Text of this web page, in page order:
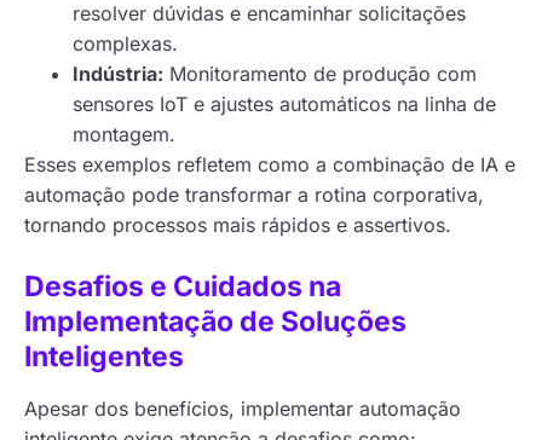
resolver dúvidas e encaminhar solicitações
complexas.
Indústria: Monitoramento de produção com
sensores IoT e ajustes automáticos na linha de
montagem.
Esses exemplos refletem como a combinação de IA e
automação pode transformar a rotina corporativa,
tornando processos mais rápidos e assertivos.
Desafios e Cuidados na
Implementação de Soluções
Inteligentes
Apesar dos benefícios, implementar automação